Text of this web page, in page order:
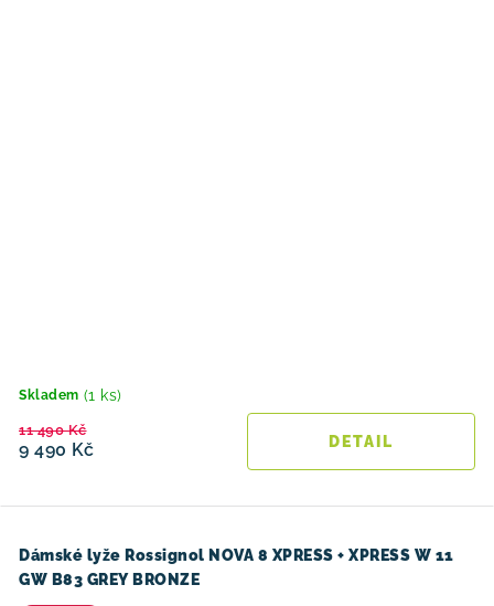
Skladem (1 ks)
9 490 Kč
11 490 Kč
Dámské lyže Rossignol NOVA 8 XPRESS + XPRESS W 11
GW B83 GREY BRONZE